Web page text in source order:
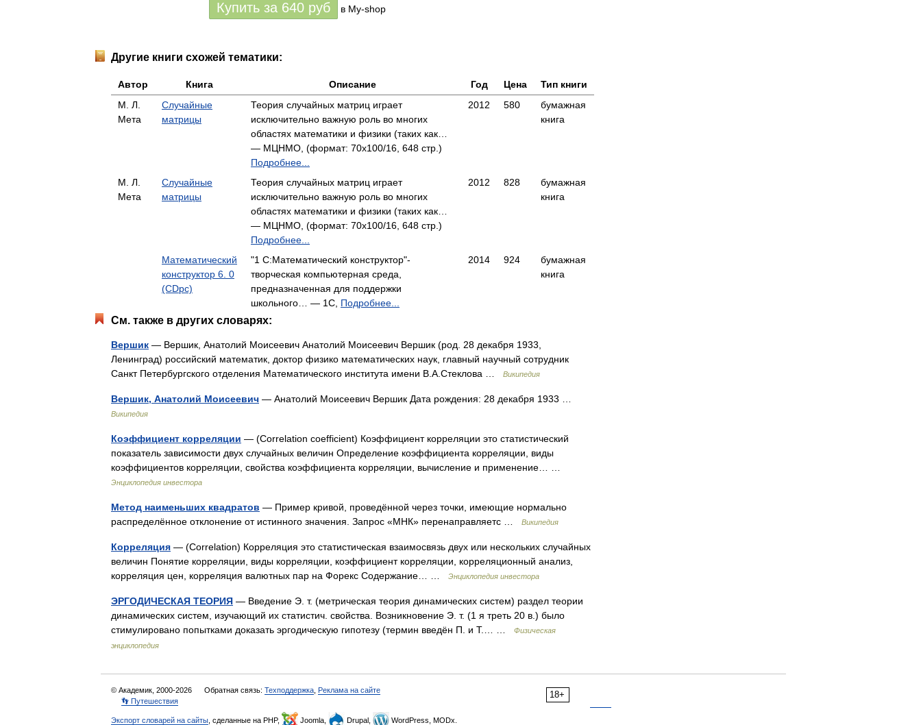
Купить за 640 руб в My-shop
Другие книги схожей тематики:
Автор Книга Описание Год Цена
Тип книги
М. Л.
Мета
Случайные
матрицы
Теория случайных матриц играет
исключительно важную роль во многих
областях математики и физики (таких как…
— МЦНМО, (формат: 70x100/16, 648 стр.)
Подробнее...
2012 580
бумажная
книга
М. Л.
Мета
Случайные
матрицы
Теория случайных матриц играет
исключительно важную роль во многих
областях математики и физики (таких как…
— МЦНМО, (формат: 70x100/16, 648 стр.)
Подробнее...
2012 828
бумажная
книга
Математический
конструктор 6. 0
(CDpc)
"1 С:Математический конструктор"-
творческая компьютерная среда,
предназначенная для поддержки
школьного… — 1С, Подробнее...
2014 924
бумажная
книга
См. также в других словарях:
Вершик — Вершик, Анатолий Моисеевич Анатолий Моисеевич Вершик (род. 28 декабря 1933,
Ленинград) российский математик, доктор физико математических наук, главный научный сотрудник
Санкт Петербургского отделения Математического института имени В.А.Стеклова …
Википедия
Вершик, Анатолий Моисеевич — Анатолий Моисеевич Вершик Дата рождения: 28 декабря 1933 …
Википедия
Коэффициент корреляции — (Correlation coefficient) Коэффициент корреляции это статистический
показатель зависимости двух случайных величин Определение коэффициента корреляции, виды
коэффициентов корреляции, свойства коэффициента корреляции, вычисление и применение… …
Энциклопедия инвестора
Метод наименьших квадратов — Пример кривой, проведённой через точки, имеющие нормально
распределённое отклонение от истинного значения. Запрос «МНК» перенаправляетс …
Википедия
Корреляция — (Correlation) Корреляция это статистическая взаимосвязь двух или нескольких случайных
величин Понятие корреляции, виды корреляции, коэффициент корреляции, корреляционный анализ,
корреляция цен, корреляция валютных пар на Форекс Содержание… …
Энциклопедия инвестора
ЭРГОДИЧЕСКАЯ ТЕОРИЯ — Введение Э. т. (метрическая теория динамических систем) раздел теории
динамических систем, изучающий их статистич. свойства. Возникновение Э. т. (1 я треть 20 в.) было
стимулировано попытками доказать эргодическую гипотезу (термин введён П. и Т.… …
Физическая
энциклопедия
18+
© Академик, 2000-2026 Обратная связь: Техподдержка Реклама на сайте
👣 Путешествия
Экспорт словарей на сайты , сделанные на PHP, Joomla, Drupal, WordPress, MODx.